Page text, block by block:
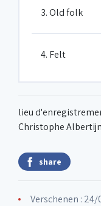
3. Old folk
4. Felt
lieu
Christophe Albertijn
share
Verschenen : 24/